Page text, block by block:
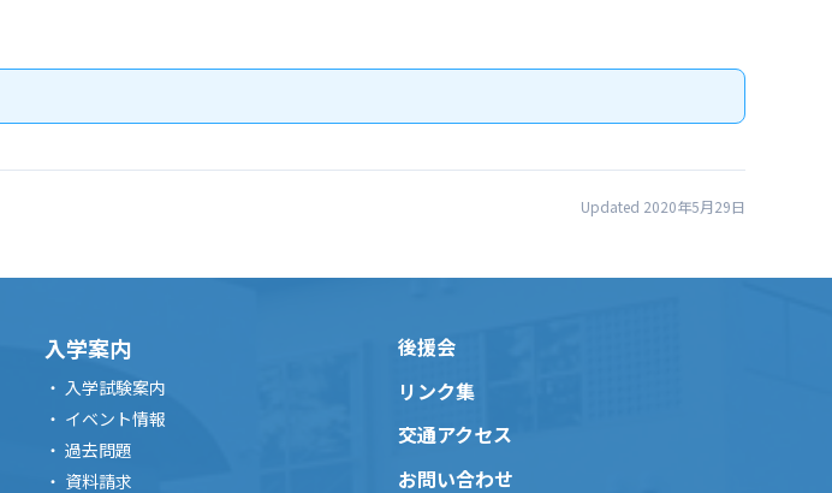
Updated 2020年5月29日
入学案内
入学試験案内
イベント情報
過去問題
資料請求
後援会
リンク集
交通アクセス
お問い合わせ